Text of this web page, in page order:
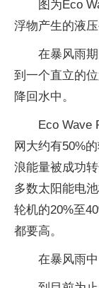
图为Eco
浮物产生的液
在暴风雨
到一个直立的
降回水中。
Eco Wave
网大约有50%
浪能量被成功
多数太阳能电
轮机的20%至
都要高。
在暴风雨